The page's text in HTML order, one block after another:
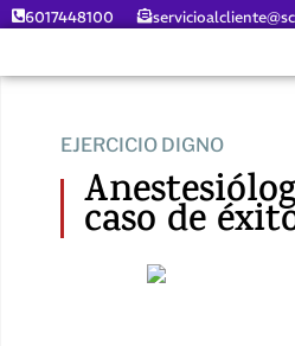
6017448100
EJERCICIO DIGNO
caso de